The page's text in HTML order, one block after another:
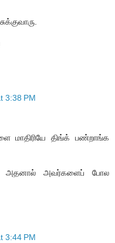
3:38 PM
மாதிரியே திங்க் பண்றாங்க
அதனால் அவர்களைப் போல
3:44 PM